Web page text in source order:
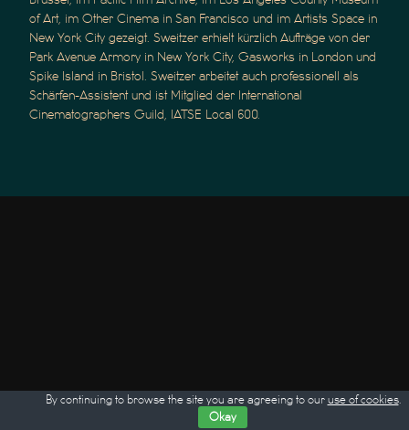
of Art, im Other Cinema in San Francisco und im Artists Space in
New York City gezeigt. Sweitzer erhielt kürzlich Aufträge von der
Park Avenue Armory in New York City, Gasworks in London und
Spike Island in Bristol. Sweitzer arbeitet auch professionell als
Schärfen-Assistent und ist Mitglied der International
Cinematographers Guild, IATSE Local 600.
By continuing to browse the site you are agreeing to our use of cookies.
Okay